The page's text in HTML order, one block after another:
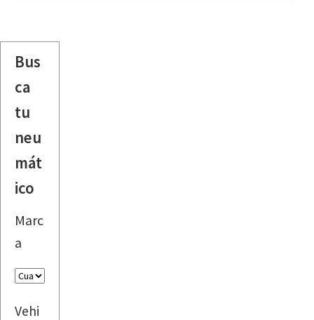
Bus
ca
tu
neu
mát
ico
Marc
a
Vehi